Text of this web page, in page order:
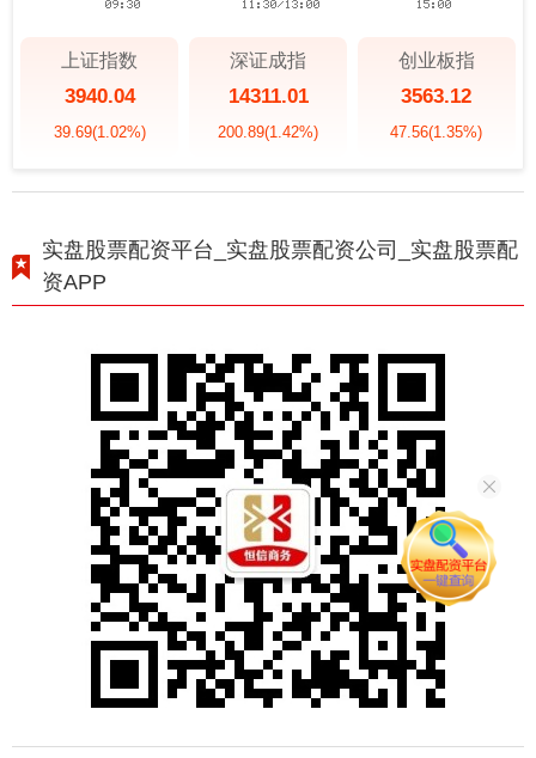
上证指数
3940.04
39.69(1.02%)
深证成指
14311.01
200.89(1.42%)
创业板指
3563.12
47.56(1.35%)
实盘股票配资平台_实盘股票配资公司_实盘股票配
资APP